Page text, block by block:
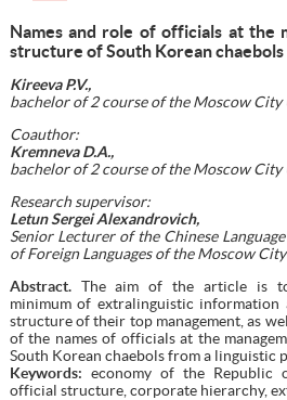
Names and role of officials at the
structure of South Korean chaebols
Kireeva P.V.,
bachelor of 2 course of the Moscow
Coauthor:
Kremneva D.A.,
bachelor of 2 course of the Moscow
Research supervisor:
Letun Sergei Alexandrovich,
Senior Lecturer of the Chinese
of Foreign Languages of the Moscow
Abstract. The aim of the article is
minimum of extralinguistic information
structure of their top management, as
of the names of officials at the
South Korean chaebols from a linguistic
Keywords: economy of the Republic
official structure, corporate hierarchy,